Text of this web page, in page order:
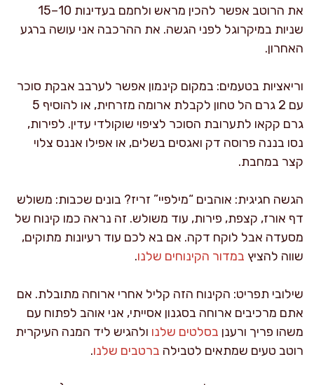
את הרוטב אפשר להכין מראש ולחמם בעדינות 10–15
שניות במיקרוגל לפני הגשה. את ההרכבה אני עושה ברגע
האחרון.
וריאציות בטעמים: במקום קינמון אפשר לערבב אבקת סוכר
עם 2 גרם הל טחון לקבלת ארומה מזרחית, או להוסיף 5
גרם קקאו לתערובת הסוכר לציפוי שוקולדי עדין. לפירות,
נסו בננה פרוסה דק ואגסים בשלים, או אפילו אננס צלוי
קצר במחבת.
הגשה חגיגית: אוהבים “מילפיי” זריז? בונים שכבות: משולש
דף אורז, קצפת, פירות, עוד משולש. זה נראה כמו קינוח של
מסעדה אבל לוקח דקה. אם בא לכם עוד רעיונות מתוקים,
שווה להציץ במדור הקינוחים שלנו.
שילובי תפריט: הקינוח הזה קליל אחרי ארוחה מתובלת. אם
אתם מרכיבים ארוחה בסגנון אסייתי, אני אוהב לפתוח עם
משהו פריך ורענן בסלטים שלנו ולהגיש ליד המנה העיקרית
רוטב טעים שמתאים לטבילה ברטבים שלנו.